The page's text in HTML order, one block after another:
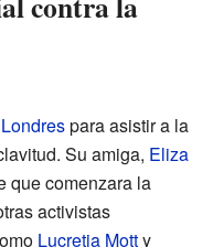
Londrespara asistir a la
Su amiga, Eliza
que comenzara la
activistas
Lucretia Motty